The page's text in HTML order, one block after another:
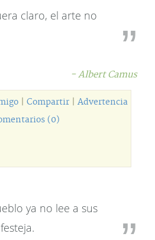
claro, el arte no
- Albert Camus
| Compartir| Advertencia
(0)
ya no lee a sus